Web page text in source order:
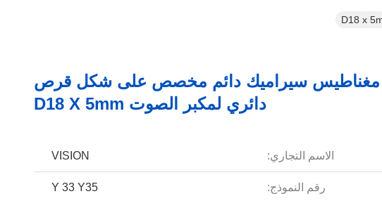
مغناطيس سيراميك دائم مخصص على شكل قرص
دائري لمكبر الصوت D18 X 5mm
الاسم التجاري: VISION
رقم النموذج: Y 33 Y35